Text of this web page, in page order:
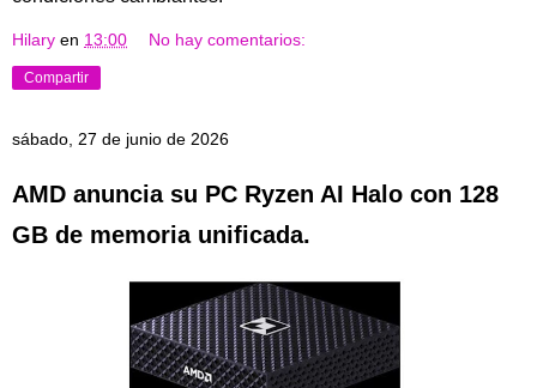
Hilary en 13:00 No hay comentarios:
Compartir
sábado, 27 de junio de 2026
AMD anuncia su PC Ryzen AI Halo con 128
GB de memoria unificada.